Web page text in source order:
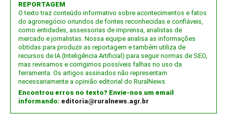
REPORTAGEM
O texto traz conteúdo informativo sobre acontecimentos e fatos
do agronegócio oriundos de fontes reconhecidas e confiáveis,
como entidades, assessorias de imprensa, analistas de
mercado e jornalistas. Nossa equipe analisa as informações
obtidas para produzir as reportagem e também utiliza de
recursos de IA (Inteligência Artificial) para seguir normas de SEO,
mas revisamos e corrigimos possíveis falhas no uso da
ferramenta. Os artigos assinados não representam
necessariamente a opinião editorial do RuralNews.
Encontrou erros no texto? Envie-nos um email
informando: editoria@ruralnews.agr.br